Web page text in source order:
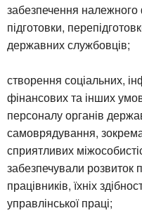
забезпечення
підготовки,
державних службовців;
створення соціальних,
фінансових та інших
персоналу органів
самоврядування,
сприятливих
забезпечували розвиток
працівників, їхніх
управлінської праці;